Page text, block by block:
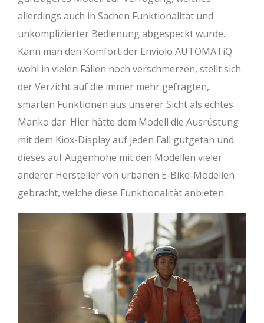
allerdings auch in Sachen Funktionalität und
unkomplizierter Bedienung abgespeckt wurde.
Kann man den Komfort der Enviolo AUTOMATiQ
wohl in vielen Fällen noch verschmerzen, stellt sich
der Verzicht auf die immer mehr gefragten,
smarten Funktionen aus unserer Sicht als echtes
Manko dar. Hier hätte dem Modell die Ausrüstung
mit dem Kiox-Display auf jeden Fall gutgetan und
dieses auf Augenhöhe mit den Modellen vieler
anderer Hersteller von urbanen E-Bike-Modellen
gebracht, welche diese Funktionalität anbieten.